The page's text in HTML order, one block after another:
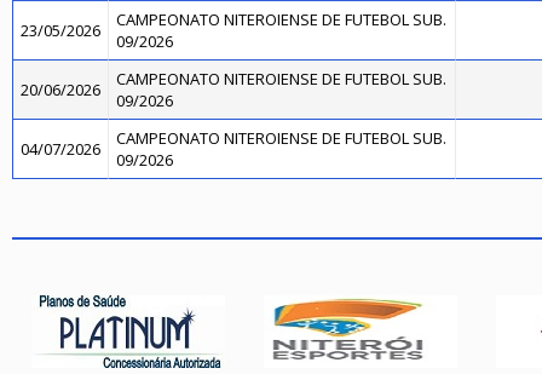
23/05/2026
CAMPEONATO NITEROIENSE DE FUTEBOL SUB.
09/2026
20/06/2026
CAMPEONATO NITEROIENSE DE FUTEBOL SUB.
09/2026
04/07/2026
CAMPEONATO NITEROIENSE DE FUTEBOL SUB.
09/2026